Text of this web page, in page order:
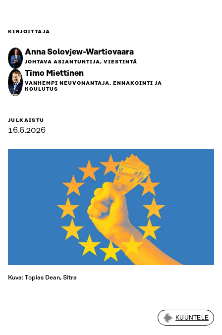
KIRJOITTAJA
Anna Solovjew-Wartiovaara
JOHTAVA ASIANTUNTIJA, VIESTINTÄ
Timo Miettinen
VANHEMPI NEUVONANTAJA, ENNAKOINTI JA
KOULUTUS
JULKAISTU
16.6.2026
Kuva: Topias Dean, Sitra
KUUNTELE